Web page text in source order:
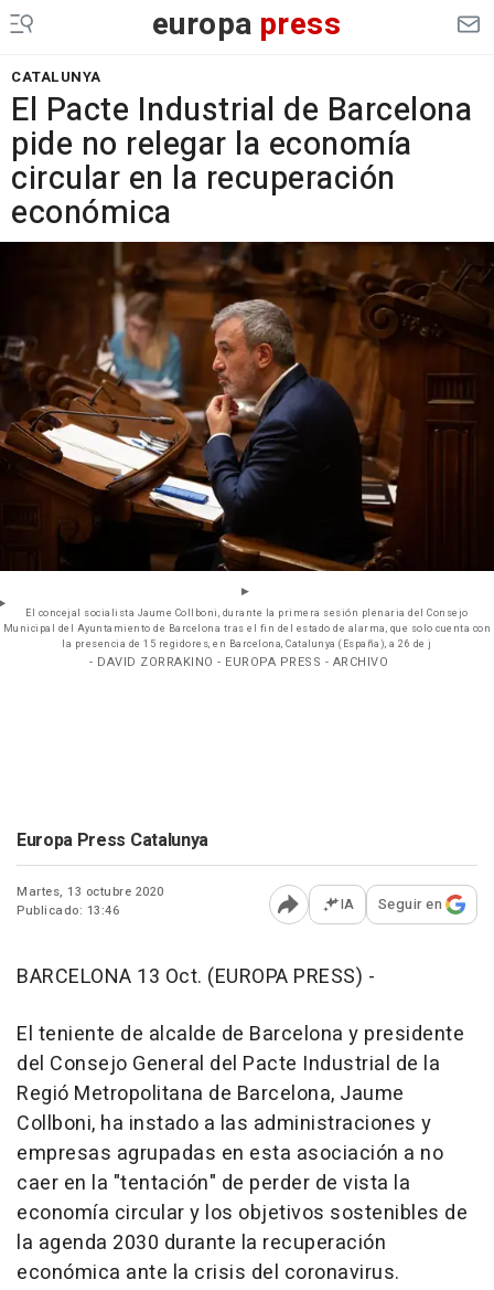
europa press
CATALUNYA
El Pacte Industrial de Barcelona
pide no relegar la economía
circular en la recuperación
económica
El concejal socialista Jaume Collboni, durante la primera sesión plenaria del Consejo
Municipal del Ayuntamiento de Barcelona tras el fin del estado de alarma, que solo cuenta con
la presencia de 15 regidores, en Barcelona, Catalunya (España), a 26 de j
- DAVID ZORRAKINO - EUROPA PRESS - ARCHIVO
Europa Press Catalunya
Martes, 13 octubre 2020
Publicado: 13:46
Abrir opciones para
IA Seguir en
BARCELONA 13 Oct. (EUROPA PRESS) -
El teniente de alcalde de Barcelona y presidente
del Consejo General del Pacte Industrial de la
Regió Metropolitana de Barcelona, Jaume
Collboni, ha instado a las administraciones y
empresas agrupadas en esta asociación a no
caer en la "tentación" de perder de vista la
economía circular y los objetivos sostenibles de
la agenda 2030 durante la recuperación
económica ante la crisis del coronavirus.